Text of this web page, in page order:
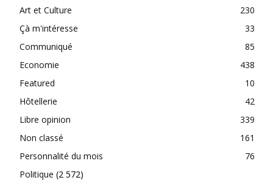
Art et Culture
230
Çà m'intéresse
33
Communiqué
85
Economie
438
Featured
10
Hôtellerie
42
Libre opinion
339
Non classé
161
Personnalité du mois
76
Politique (2 572)